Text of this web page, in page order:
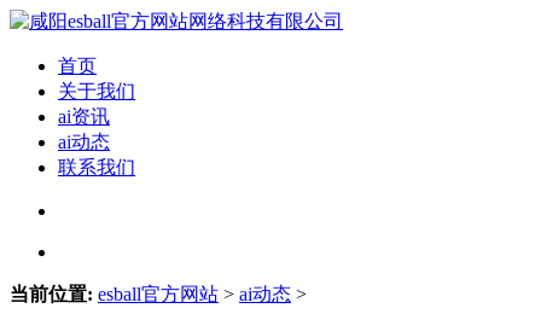
首页
关于我们
ai资讯
ai动态
联系我们
当前位置: esball官方网站 > ai动态 >